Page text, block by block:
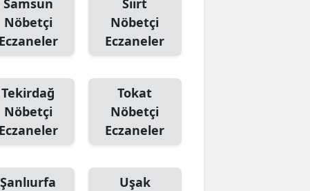
Samsun
Nöbetçi
Eczaneler
Siirt
Nöbetçi
Eczaneler
Tekirdağ
Nöbetçi
Eczaneler
Tokat
Nöbetçi
Eczaneler
Şanlıurfa
Uşak